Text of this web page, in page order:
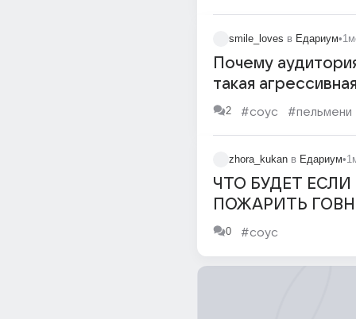
smile_loves в Едариум•
Почему
такая
2 #соус #пельмени
zhora_kukan в Едариум•
ЧТО БУДЕТ ЕСЛИ
ПОЖАРИТЬ
0 #соус